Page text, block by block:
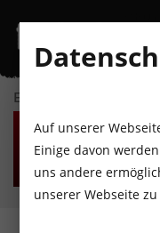
EVENTKALENDER
SA
8
AUGUST
SO
9
AUGUST
Auf unserer
Einige davon
uns andere
unserer Webseite